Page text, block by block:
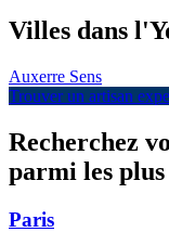
Villes dans
Auxerre Sens
Trouver un artisan
Recherchez
parmi les
Paris